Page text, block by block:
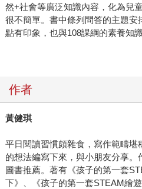
然+社會等廣泛知識內容，化為兒
很不簡單。書中條列問答的主題
點有印象，也與108課綱的素養知
作者
黃健琪
平日閱讀習慣頗雜食，寫作範疇堪
的想法編寫下來，與小朋友分享。
圖書推薦。著有《孩子的第一套
下》、《孩子的第一套STEAM繪